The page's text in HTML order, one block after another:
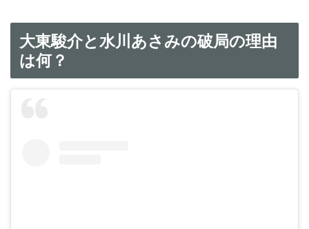
大東駿介と水川あさみの破局の理由
は何？